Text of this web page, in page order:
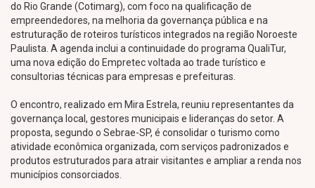
do Rio Grande (Cotimarg), com foco na qualificação de
empreendedores, na melhoria da governança pública e na
estruturação de roteiros turísticos integrados na região Noroeste
Paulista. A agenda inclui a continuidade do programa QualiTur,
uma nova edição do Empretec voltada ao trade turístico e
consultorias técnicas para empresas e prefeituras.
O encontro, realizado em Mira Estrela, reuniu representantes da
governança local, gestores municipais e lideranças do setor. A
proposta, segundo o Sebrae-SP, é consolidar o turismo como
atividade econômica organizada, com serviços padronizados e
produtos estruturados para atrair visitantes e ampliar a renda nos
municípios consorciados.